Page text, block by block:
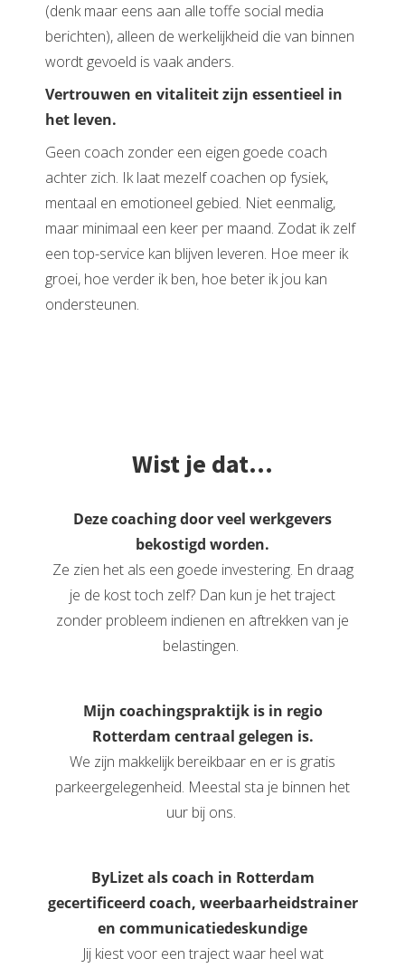
(denk maar eens aan alle toffe social media
berichten), alleen de werkelijkheid die van binnen
wordt gevoeld is vaak anders.
Vertrouwen en vitaliteit zijn essentieel in
het leven.
Geen coach zonder een eigen goede coach
achter zich. Ik laat mezelf coachen op fysiek,
mentaal en emotioneel gebied. Niet eenmalig,
maar minimaal een keer per maand. Zodat ik zelf
een top-service kan blijven leveren. Hoe meer ik
groei, hoe verder ik ben, hoe beter ik jou kan
ondersteunen.
Wist je dat...
Deze coaching door veel werkgevers
bekostigd worden.
Ze zien het als een goede investering. En draag
je de kost toch zelf? Dan kun je het traject
zonder probleem indienen en aftrekken van je
belastingen.
Mijn coachingspraktijk is in regio
Rotterdam centraal gelegen is.
We zijn makkelijk bereikbaar en er is gratis
parkeergelegenheid. Meestal sta je binnen het
uur bij ons.
ByLizet als coach in Rotterdam
gecertificeerd coach, weerbaarheidstrainer
en communicatiedeskundige
Jij kiest voor een traject waar heel wat